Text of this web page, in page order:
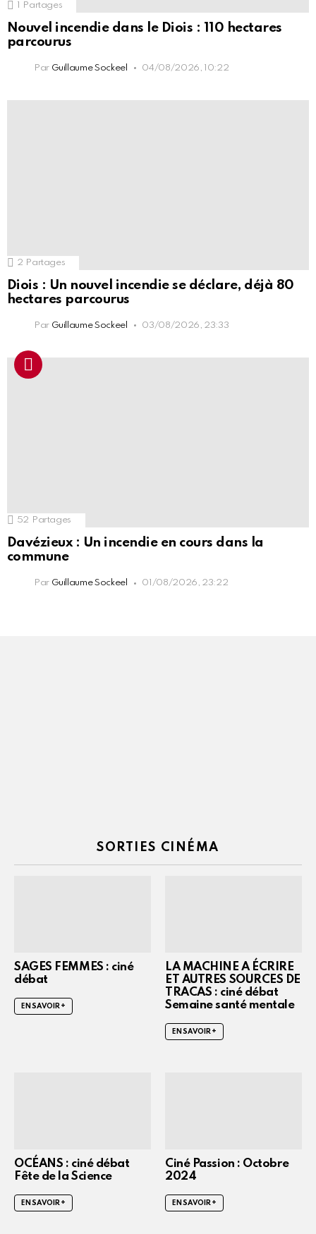
1 Partages
Nouvel incendie dans le Diois : 110 hectares
parcourus
Par Guillaume Sockeel 04/08/2026, 10:22
2 Partages
Diois : Un nouvel incendie se déclare, déjà 80
hectares parcourus
Par Guillaume Sockeel 03/08/2026, 23:33
52 Partages
Davézieux : Un incendie en cours dans la
commune
Par Guillaume Sockeel 01/08/2026, 23:22
SORTIES CINÉMA
SAGES FEMMES : ciné
débat
EN SAVOIR +
LA MACHINE A ÉCRIRE
ET AUTRES SOURCES DE
TRACAS : ciné débat
Semaine santé mentale
EN SAVOIR +
OCÉANS : ciné débat
Fête de la Science
EN SAVOIR +
Ciné Passion : Octobre
2024
EN SAVOIR +